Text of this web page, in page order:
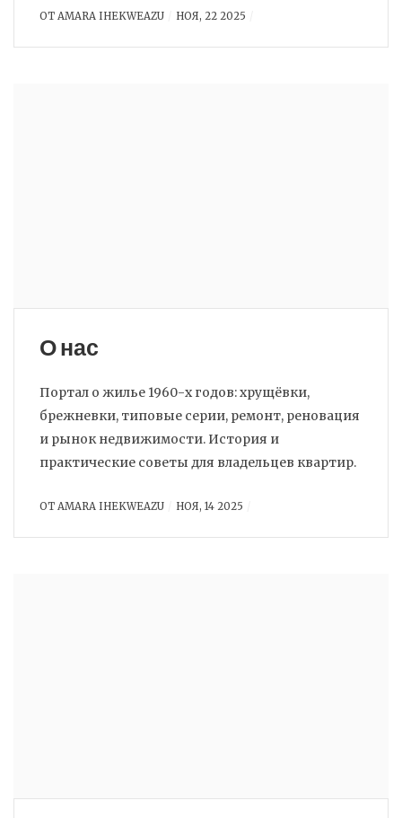
ОТ AMARA IHEKWEAZU НОЯ, 22 2025
О нас
Портал о жилье 1960-х годов: хрущёвки,
брежневки, типовые серии, ремонт, реновация
и рынок недвижимости. История и
практические советы для владельцев квартир.
ОТ AMARA IHEKWEAZU НОЯ, 14 2025